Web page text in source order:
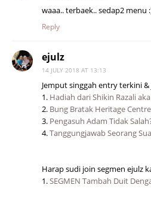
waaa.. terbaek.. sedap2 menu
Reply
ejulz
14 JULY 2018 AT 13:13
Jemput singgah entry terkini
1. Hadiah dari Shikin Razali
2. Bung Bratak Heritage Centre
3. Pengasuh Adam Tidak
4.Tanggungjawab Seorang
Harap sudi join segmen ejulz
1.SEGMEN Tambah Duit